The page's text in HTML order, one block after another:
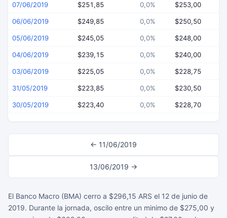
07/06/2019 $251,85 0,0% $253,00
06/06/2019 $249,85 0,0% $250,50
05/06/2019 $245,05 0,0% $248,00
04/06/2019 $239,15 0,0% $240,00
03/06/2019 $225,05 0,0% $228,75
31/05/2019 $223,85 0,0% $230,50
30/05/2019 $223,40 0,0% $228,70
← 11/06/2019
13/06/2019 →
El Banco Macro (BMA) cerro a $296,15 ARS el 12 de junio de
2019. Durante la jornada, oscilo entre un minimo de $275,00 y